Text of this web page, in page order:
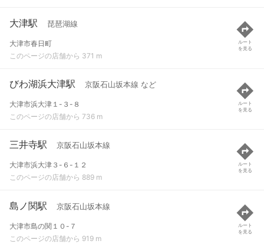
大津駅 琵琶湖線
大津市春日町
このページの店舗から 371 m
ルート
を見る
びわ湖浜大津駅 京阪石山坂本線 など
大津市浜大津１-３-８
このページの店舗から 736 m
ルート
を見る
三井寺駅 京阪石山坂本線
大津市浜大津３-６-１２
このページの店舗から 889 m
ルート
を見る
島ノ関駅 京阪石山坂本線
大津市島の関１０-７
このページの店舗から 919 m
ルート
を見る